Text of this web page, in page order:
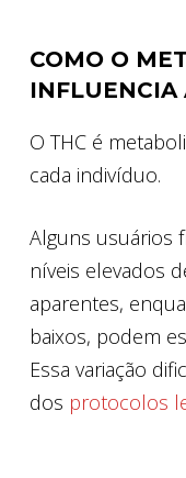
COMO O
INFLUENCIA
O THC é
cada indivíduo.
Alguns usuários
níveis elevados
aparentes,
baixos, podem
Essa variação
dos protocolos